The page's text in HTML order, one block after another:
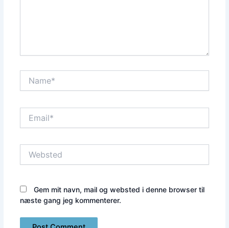
Gem mit navn, mail og websted i denne browser til
næste gang jeg kommenterer.